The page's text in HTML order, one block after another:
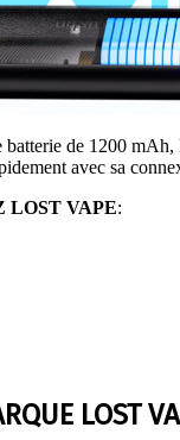
batterie de 1200
avec sa
LOST VAPE:
LOST